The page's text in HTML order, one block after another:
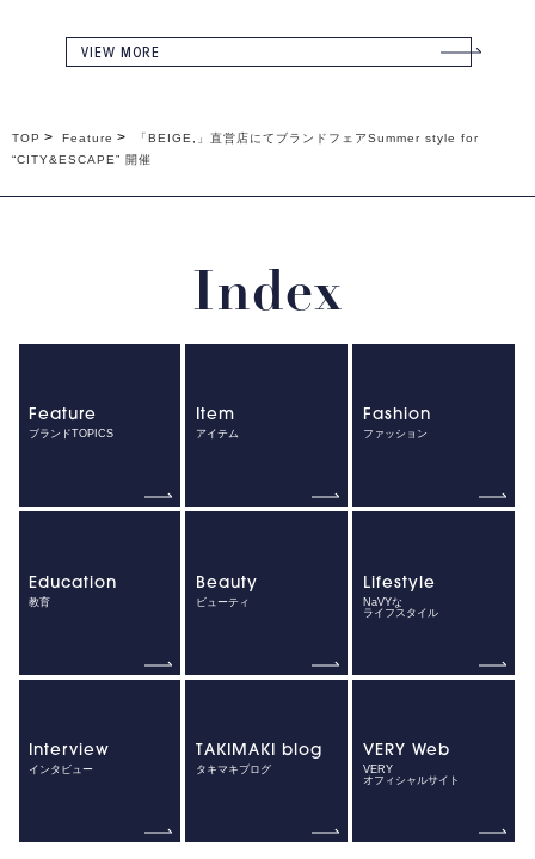
VIEW MORE
TOP Feature
「BEIGE,」直営店にてブランドフェアSummer style for
“CITY&ESCAPE” 開催
Index
Feature
ブランドTOPICS
Item
アイテム
Fashion
ファッション
Education
教育
Beauty
ビューティ
Lifestyle
NaVYな
ライフスタイル
Interview
インタビュー
TAKIMAKI blog
タキマキブログ
VERY Web
VERY
オフィシャルサイト